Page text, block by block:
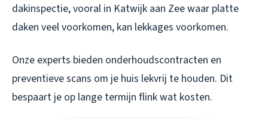
dakinspectie, vooral in Katwijk aan Zee waar platte
daken veel voorkomen, kan lekkages voorkomen.
Onze experts bieden onderhoudscontracten en
preventieve scans om je huis lekvrij te houden. Dit
bespaart je op lange termijn flink wat kosten.